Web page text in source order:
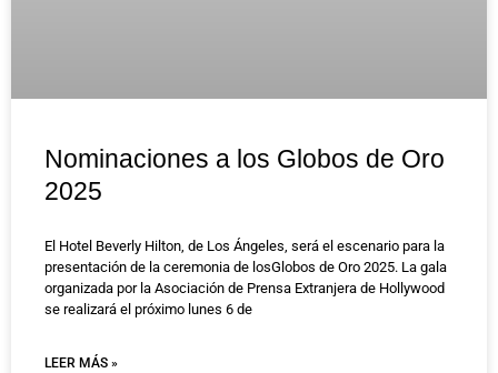
Nominaciones a los Globos de Oro
2025
El Hotel Beverly Hilton, de Los Ángeles, será el escenario para la
presentación de la ceremonia de losGlobos de Oro 2025. La gala
organizada por la Asociación de Prensa Extranjera de Hollywood
se realizará el próximo lunes 6 de
LEER MÁS »